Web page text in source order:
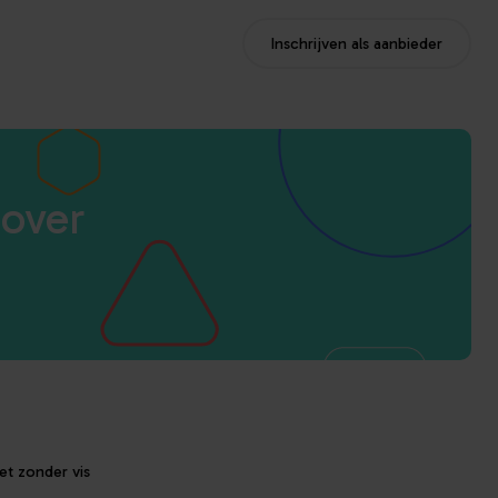
Inschrijven als aanbieder
zonder vis